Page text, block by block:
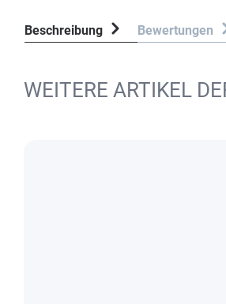
Beschreibung Bewertungen
WEITERE ARTIKEL